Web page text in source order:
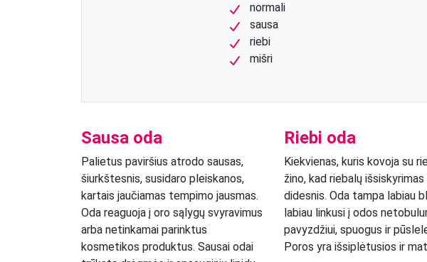
normali
sausa
riebi
mišri
Sausa oda
Palietus paviršius atrodo sausas,
šiurkštesnis, susidaro pleiskanos,
kartais jaučiamas tempimo jausmas.
Oda reaguoja į oro sąlygų svyravimus
arba netinkamai parinktus
kosmetikos produktus. Sausai odai
Riebi oda
Kiekvienas, kuris kovoja su
žino, kad riebalų išsiskyrimas
didesnis. Oda tampa labiau
labiau linkusi į odos
pavyzdžiui, spuogus ir
Poros yra išsiplėtusios ir